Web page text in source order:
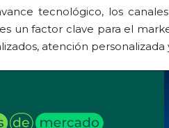
tecnológico, los
un factor clave para el
atención